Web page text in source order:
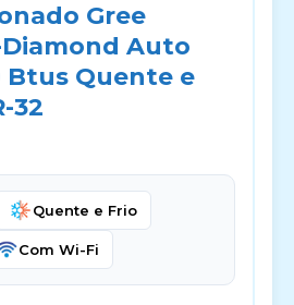
Gree
Auto
Btus Quente e
32
Quente e Frio
Com Wi-Fi